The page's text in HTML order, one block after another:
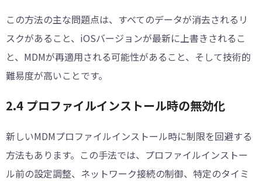
この方法の主な問題点は、すべてのデータが消去されるリ
スクがあること、iOSバージョンが最新に上書きされるこ
と、MDMが再適用される可能性があること、そして技術的
難易度が高いことです。
2.4 プロファイルインストール時の無効化
新しいMDMプロファイルインストール時に制限を回避する
方法もあります。この手法では、プロファイルインストー
ル前の設定調整、ネットワーク接続の制御、特定のタイミ